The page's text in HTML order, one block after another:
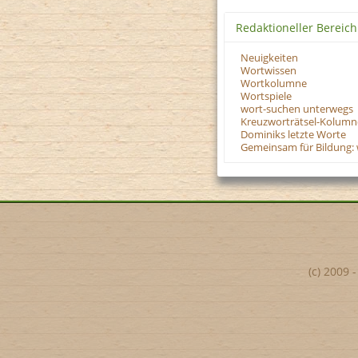
Redaktioneller Bereich
Neuigkeiten
Wortwissen
Wortkolumne
Wortspiele
wort-suchen unterwegs
Kreuzworträtsel-
Dominiks letzte Worte
Gemeinsam für
(c) 2009